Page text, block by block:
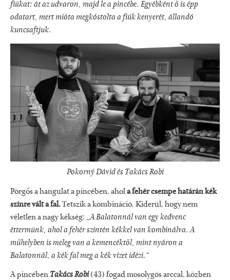
fiúkat: át az udvaron, majd le a pincébe. Egyébként ő is épp
odatart, mert mióta megkóstolta a fiúk kenyerét, állandó
kuncsaftjuk.
Pokorný Dávid és Takács Robi
Pörgős a hangulat a pincében, ahola fehér csempe határán kék
színre vált a fal.Tetszik a kombináció. Kiderül, hogy nem
véletlen a nagy kékség: „A Balatonnál van egy kedvenc
éttermünk, ahol a fehér szintén kékkel van kombinálva. A
műhelyben is meleg van a kemencéktől, mint nyáron a
Balatonnál, a kék fal meg a kék vizet idézi.“
A pincében Takács Robi(43) fogad mosolygós arccal, közben